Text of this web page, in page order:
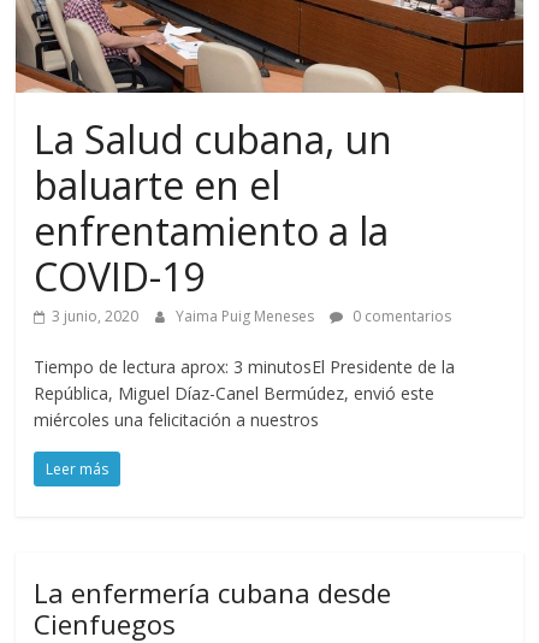
La Salud cubana, un
baluarte en el
enfrentamiento a la
COVID-19
3 junio, 2020 Yaima Puig Meneses 0 comentarios
Tiempo de lectura aprox: 3 minutosEl Presidente de la
República, Miguel Díaz-Canel Bermúdez, envió este
miércoles una felicitación a nuestros
Leer más
La enfermería cubana desde
Cienfuegos